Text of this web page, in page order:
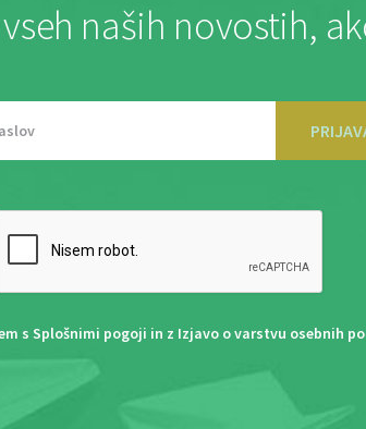
naših novostih,
s Splošnimi pogoji in z Izjavo o varstvu osebnih